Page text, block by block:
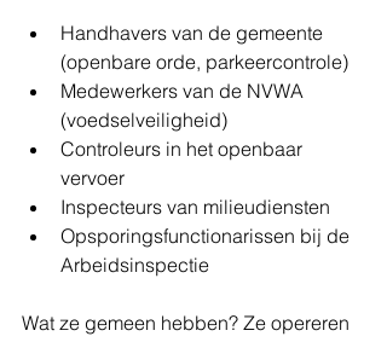
Handhavers van de gemeente
(openbare orde, parkeercontrole)
Medewerkers van de NVWA
(voedselveiligheid)
Controleurs in het openbaar
vervoer
Inspecteurs van milieudiensten
Opsporingsfunctionarissen bij de
Arbeidsinspectie
Wat ze gemeen hebben? Ze opereren